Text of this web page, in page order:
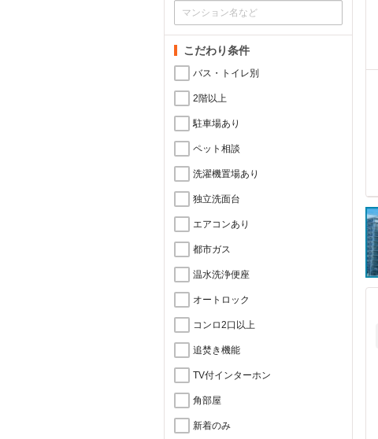
こだわり条件
バス・トイレ別
2階以上
駐車場あり
ペット相談
洗濯機置場あり
独立洗面台
エアコンあり
都市ガス
温水洗浄便座
オートロック
コンロ2口以上
追焚き機能
TV付インターホン
角部屋
新着のみ